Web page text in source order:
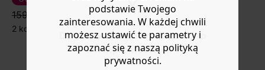
Do you want to be redirected to
www.promod.com ?
159,90 zł
2 kolory
Wyświetlane produkty: 5/5
podstawie Twojego
zainteresowania. W każdej chwili
możesz ustawić te parametry i
zapoznać się z naszą polityką
prywatności.